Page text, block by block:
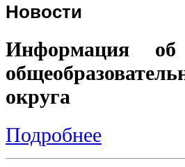
Новости
Информация
округа
Подробнее